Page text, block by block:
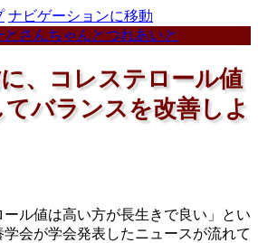
ナビゲーションに移動
、コレステロール値
バランスを改善しよ
ル値は高い方が長生きで良い」とい
会が学会発表したニュースが流れて